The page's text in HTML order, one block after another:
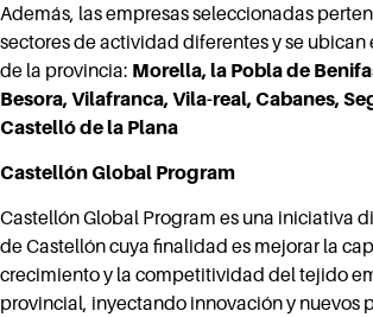
Además, las empresas seleccionadas
sectores de actividad diferentes y se
de la provincia: Morella, la Pobla de
Besora, Vilafranca, Vila-real, Cabanes,
Castelló de la Plana
Castellón Global Program
Castellón Global Program es una iniciativa
de Castellón cuya finalidad es mejorar la
crecimiento y la competitividad del tejido
provincial, inyectando innovación y nuevos